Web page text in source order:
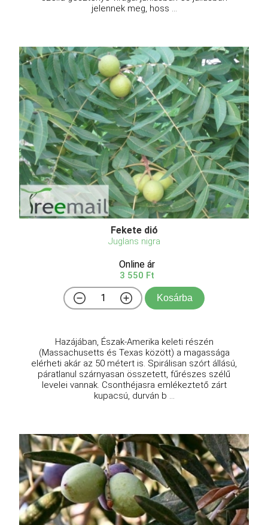
jelennek meg, hoss ...
Fekete dió
Juglans nigra
Online ár
3 550 Ft
Kosárba
Hazájában, Észak-Amerika keleti részén
(Massachusetts és Texas között) a magassága
elérheti akár az 50 métert is. Spirálisan szórt állású,
páratlanul szárnyasan összetett, fűrészes szélű
levelei vannak. Csonthéjasra emlékeztető zárt
kupacsú, durván b ...